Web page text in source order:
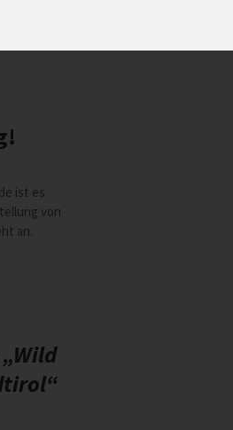
ist es
von
an.
„Wild